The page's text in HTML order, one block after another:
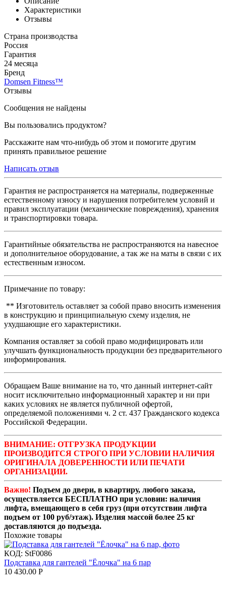
Характеристики
Отзывы
Страна производства
Россия
Гарантия
24 месяца
Бренд
Domsen Fitness™
Отзывы
Сообщения не найдены
Вы пользовались продуктом?
Расскажите нам что-нибудь об этом и помогите другим
принять правильное решение
Написать отзыв
Гарантия не распространяется на материалы, подверженные
естественному износу и нарушения потребителем условий и
правил эксплуатации (механические повреждения), хранения
и транспортировки товара.
Гарантийные обязательства не распространяются на навесное
и дополнительное оборудование, а так же на маты в связи с их
естественным износом.
Примечание по товару:
** Изготовитель оставляет за собой право вносить изменения
в конструкцию и принципиальную схему изделия, не
ухудшающие его характеристики.
Компания оставляет за собой право модифицировать или
улучшать функциональность продукции без предварительного
информирования.
Обращаем Ваше внимание на то, что данный интернет-сайт
носит исключительно информационный характер и ни при
каких условиях не является публичной офертой,
определяемой положениями ч. 2 ст. 437 Гражданского кодекса
Российской Федерации.
ВНИМАНИЕ: ОТГРУЗКА ПРОДУКЦИИ
ПРОИЗВОДИТСЯ СТРОГО ПРИ УСЛОВИИ НАЛИЧИЯ
ОРИГИНАЛА ДОВЕРЕННОСТИ ИЛИ ПЕЧАТИ
ОРГАНИЗАЦИИ.
Важно! Подъем до двери, в квартиру, любого заказа,
осуществляется БЕСПЛАТНО при условии: наличия
лифта, вмещающего в себя груз (при отсутствии лифта
подъем от 100 руб/этаж). Изделия массой более 25 кг
доставляются до подъезда.
Похожие товары
КОД: StF0086
Подставка для гантелей "Ёлочка" на 6 пар
10 430.00 Р